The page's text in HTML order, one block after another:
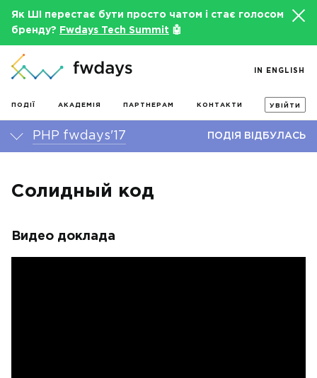
Як ШІ перестає бути просто чатом і стає голосом
бренду?
Fwdays Tech Summit 🤖
ПОДІЇ АКАДЕМІЯ ПАРТНЕРАМ КОНТАКТИ УВІЙТИ
IN ENGLISH
PHP fwdays'17 ПОДІЯ ВІДБУЛАСЬ
Солидный код
Видео доклада